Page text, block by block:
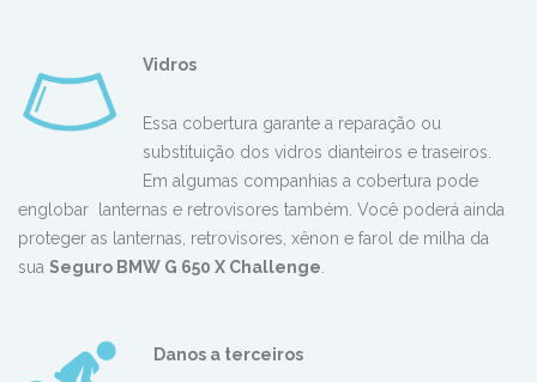
Vidros
Essa cobertura garante a reparação ou
substituição dos vidros dianteiros e traseiros.
Em algumas companhias a cobertura pode
englobar lanternas e retrovisores também. Você poderá ainda
proteger as lanternas, retrovisores, xênon e farol de milha da
sua Seguro BMW G 650 X Challenge
Danos a terceiros